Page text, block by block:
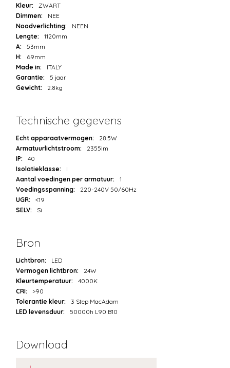
Kleur:
ZWART
Dimmen:
NEE
Noodverlichting:
NEEN
Lengte:
1120mm
A:
53mm
H:
69mm
Made in:
ITALY
Garantie:
5 jaar
Gewicht:
2.8kg
Technische gegevens
Echt apparaatvermogen:
28.5W
Armatuurlichtstroom:
2355lm
IP:
40
Isolatieklasse:
I
Aantal voedingen per armatuur:
1
Voedingsspanning:
220-240V 50/60Hz
UGR:
<19
SELV:
Sì
Bron
Lichtbron:
LED
Vermogen lichtbron:
24W
Kleurtemperatuur:
4000K
CRI:
>90
Tolerantie kleur:
3 Step MacAdam
LED levensduur:
50000h L90 B10
Download